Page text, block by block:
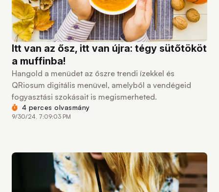
Itt van az ősz, itt van újra: tégy sütőtököt
a muffinba!
Hangold a menüdet az őszre trendi ízekkel és
QRiosum digitális menüvel, amelyből a vendégeid
fogyasztási szokásait is megismerheted.
4 perces olvasmány
9/30/24, 7:09:03 PM